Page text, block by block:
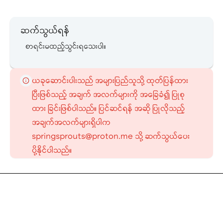
ဆက်သွယ်ရန်
စာရင်းမထည့်သွင်းရသေးပါ။
ယခုဆောင်းပါးသည် အများပြည်သူသို့ ထုတ်ပြန်ထား
ပြီးဖြစ်သည့် အချက် အလက်များကို အခြေခံ၍ ပြုစု
ထား ခြင်းဖြစ်ပါသည်။ ပြင်ဆင်ရန် အဆို ပြုလိုသည့်
အချက်အလက်များရှိပါက
springsprouts@proton.me သို့ ဆက်သွယ်ပေး
ပို့နိုင်ပါသည်။